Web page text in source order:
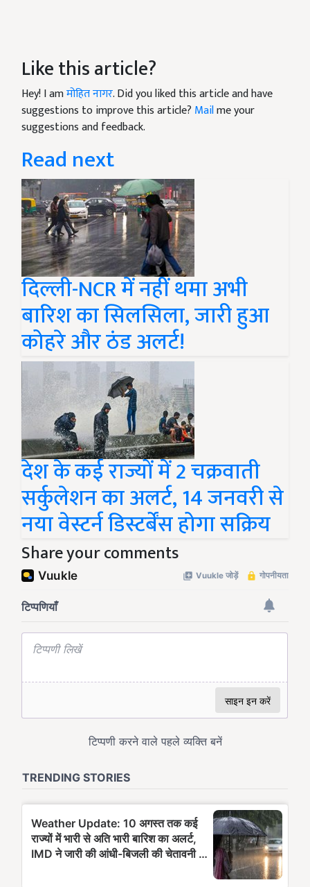
Like this article?
Hey! I amमोहित नागर. Did you liked this article and have
suggestions to improve this article? Mailme your
suggestions and feedback.
Read next
दिल्ली-NCR में नहीं थमा अभी
बारिश का सिलसिला, जारी हुआ
कोहरे और ठंड अलर्ट!
देश के कई राज्यों में 2 चक्रवाती
सर्कुलेशन का अलर्ट, 14 जनवरी से
नया वेस्टर्न डिस्टर्बेंस होगा सक्रिय
Share your comments